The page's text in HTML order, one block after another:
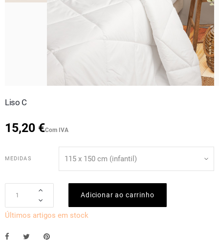
Liso C
15,20 €Com IVA
MEDIDAS
Adicionar ao carrinho
Últimos artigos em stock